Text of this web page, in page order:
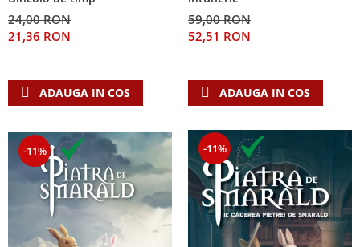
24,00 RON
21,36 RON
ADAUGA IN COS
59,00 RON
52,51 RON
ADAUGA IN COS
-11% -11%